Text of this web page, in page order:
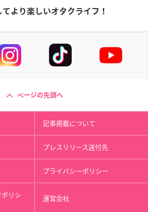
てより楽しいオタクライフ！
ページの先頭へ
記事掲載について
プレスリリース送付先
プライバシーポリシー
リシ 運営会社